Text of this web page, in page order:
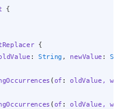
{
{
: String , newValue :
(of :
oldValue,
(of :
oldValue,